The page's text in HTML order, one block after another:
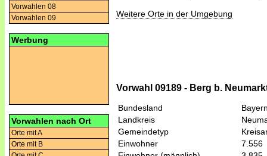
Vorwahlen 08
Vorwahlen 09
Werbung
Vorwahlen nach Ort
Orte mit A
Orte mit B
Weitere Orte in der Umgebung
Vorwahl 09189 - Berg b.
Bundesland
Landkreis
Gemeindetyp
Einwohner
7.556